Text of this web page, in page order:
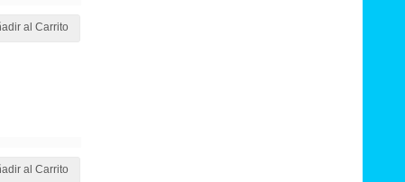
al Carrito
al Carrito